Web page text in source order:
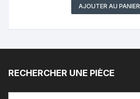
AJOUTER AU PANIER
RECHERCHER UNE PIÈCE